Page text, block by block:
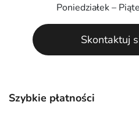
Szybkie płatności
Poniedziałek –
Skontaktuj